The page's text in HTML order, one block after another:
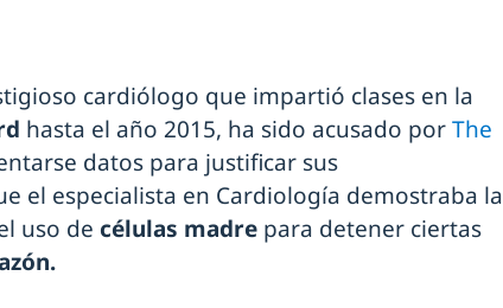
cardiólogo que impartió clases en la
hasta el año 2015, ha sido acusado porThe
datos para justificar sus
el especialista en Cardiología demostraba la
uso de células madre para detener ciertas